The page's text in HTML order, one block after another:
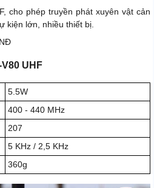
cho phép truyền phát xuyên vật cản
kiện lớn, nhiều thiết bị.
UHF
5.5W
400 - 440 MHz
207
5 KHz / 2,5 KHz
360g